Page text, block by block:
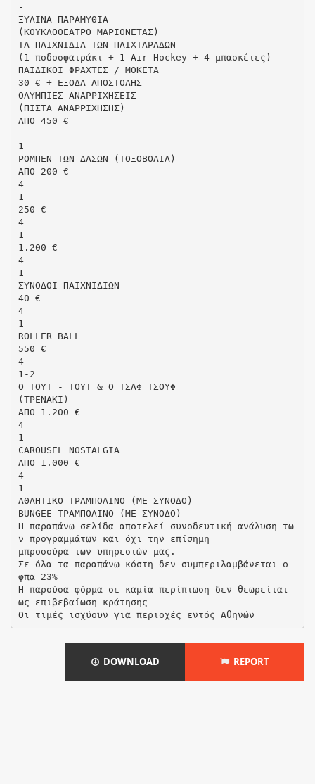
-
ΞΥΛΙΝΑ ΠΑΡΑΜΥΘΙΑ
(ΚΟΥΚΛΟΘΕΑΤΡΟ ΜΑΡΙΟΝΕΤΑΣ)
ΤΑ ΠΑΙΧΝΙΔΙΑ ΤΩΝ ΠΑΙΧΤΑΡΑΔΩΝ
(1 ποδοσφαιράκι + 1 Air Hockey + 4 μπασκέτες)
ΠΑΙΔΙΚΟΙ ΦΡΑΧΤΕΣ / ΜΟΚΕΤΑ
30 € + ΕΞΟΔΑ ΑΠΟΣΤΟΛΗΣ
ΟΛΥΜΠΙΕΣ ΑΝΑΡΡΙΧΗΣΕΙΣ
(ΠΙΣΤΑ ΑΝΑΡΡΙΧΗΣΗΣ)
ΑΠΟ 450 €
-
1
ΡΟΜΠΕΝ ΤΩΝ ΔΑΣΩΝ (ΤΟΞΟΒΟΛΙΑ)
ΑΠΟ 200 €
4
1
250 €
4
1
1.200 €
4
1
ΣΥΝΟΔΟΙ ΠΑΙΧΝΙΔΙΩΝ
40 €
4
1
ROLLER BALL
550 €
4
1-2
Ο ΤΟΥΤ - ΤΟΥΤ & Ο ΤΣΑΦ ΤΣΟΥΦ
(ΤΡΕΝΑΚΙ)
ΑΠΟ 1.200 €
4
1
CAROUSEL NOSTALGIA
ΑΠΟ 1.000 €
4
1
ΑΘΛΗΤΙΚΟ ΤΡΑΜΠΟΛΙΝΟ (ΜΕ ΣΥΝΟΔΟ)
BUNGEE ΤΡΑΜΠΟΛΙΝΟ (ΜΕ ΣΥΝΟΔΟ)
Η παραπάνω σελίδα αποτελεί συνοδευτική ανάλυση τω
ν προγραμμάτων και όχι την επίσημη
μπροσούρα των υπηρεσιών μας.
Σε όλα τα παραπάνω κόστη δεν συμπεριλαμβάνεται ο
φπα 23%
Η παρούσα φόρμα σε καμία περίπτωση δεν θεωρείται
ως επιβεβαίωση κράτησης
DOWNLOAD REPORT